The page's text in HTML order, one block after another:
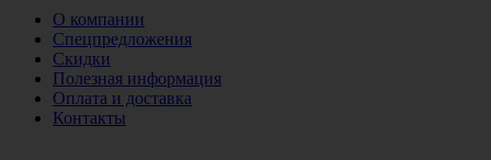
О компании
Спецпредложения
Скидки
Полезная информация
Оплата и доставка
Контакты